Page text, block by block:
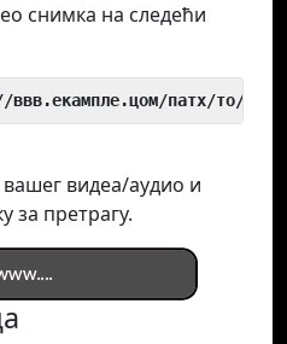
снимка на следећи
патх/то/
видеа/аудио и
за претрагу.